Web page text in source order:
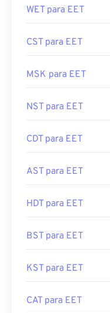
WET para EET
CST para EET
MSK para EET
NST para EET
CDT para EET
AST para EET
HDT para EET
BST para EET
KST para EET
CAT para EET